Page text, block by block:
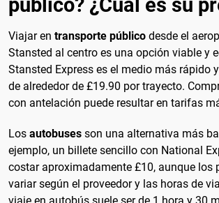
público? ¿Cuál es su
Viajar en transporte público desde el
Stansted al centro es una opción viable y
Stansted Express es el medio más rápido
de alrededor de £19.90 por trayecto.
con antelación puede resultar en tarifas
Los autobuses son una alternativa más
ejemplo, un billete sencillo con National
costar aproximadamente £10, aunque los
variar según el proveedor y las horas de
viaje en autobús suele ser de 1 hora y 30